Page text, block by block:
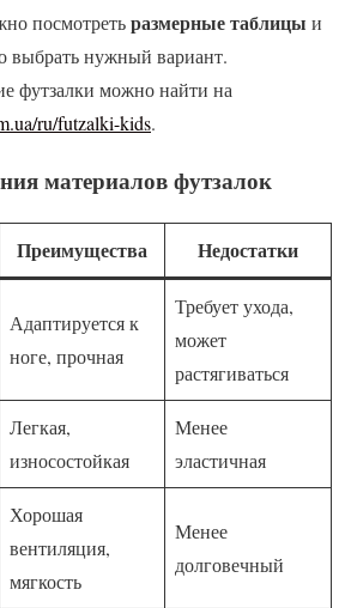
посмотретьразмерные таблицы и
выбрать нужный вариант.
футзалки можно найти на
ru/futzalki-kids.
материалов футзалок
Преимущества Недостатки
Адаптируется к
ноге, прочная
Требует ухода,
может
растягиваться
Легкая,
износостойкая
Менее
эластичная
Хорошая
вентиляция,
мягкость
Менее
долговечный